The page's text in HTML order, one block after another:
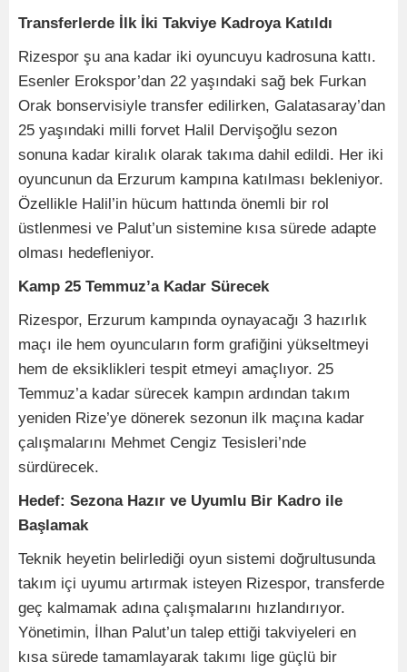
Transferlerde İlk İki Takviye Kadroya Katıldı
Rizespor şu ana kadar iki oyuncuyu kadrosuna kattı.
Esenler Erokspor’dan 22 yaşındaki sağ bek Furkan
Orak bonservisiyle transfer edilirken, Galatasaray’dan
25 yaşındaki milli forvet Halil Dervişoğlu sezon
sonuna kadar kiralık olarak takıma dahil edildi. Her iki
oyuncunun da Erzurum kampına katılması bekleniyor.
Özellikle Halil’in hücum hattında önemli bir rol
üstlenmesi ve Palut’un sistemine kısa sürede adapte
olması hedefleniyor.
Kamp 25 Temmuz’a Kadar Sürecek
Rizespor, Erzurum kampında oynayacağı 3 hazırlık
maçı ile hem oyuncuların form grafiğini yükseltmeyi
hem de eksiklikleri tespit etmeyi amaçlıyor. 25
Temmuz’a kadar sürecek kampın ardından takım
yeniden Rize’ye dönerek sezonun ilk maçına kadar
çalışmalarını Mehmet Cengiz Tesisleri’nde
sürdürecek.
Hedef: Sezona Hazır ve Uyumlu Bir Kadro ile
Başlamak
Teknik heyetin belirlediği oyun sistemi doğrultusunda
takım içi uyumu artırmak isteyen Rizespor, transferde
geç kalmamak adına çalışmalarını hızlandırıyor.
Yönetimin, İlhan Palut’un talep ettiği takviyeleri en
kısa sürede tamamlayarak takımı lige güçlü bir